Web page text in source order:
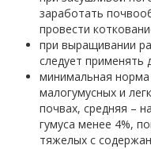
заработать
провести
при выращивании
следует применять
минимальная норма
малогумусных и
почвах, средняя –
гумуса менее 4%,
тяжелых с